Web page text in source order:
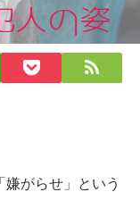
がらせ」という